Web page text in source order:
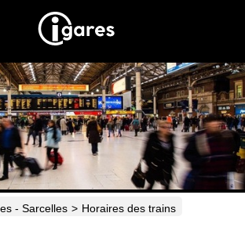
Recherche
Location de voiture
Hôtels
- Sarcelles > Horaires des trains